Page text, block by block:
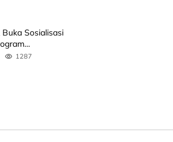
Sosialisasi
Satuan
1287